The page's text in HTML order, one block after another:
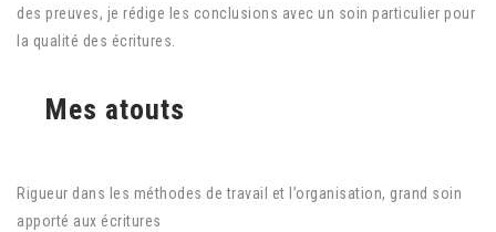
des preuves, je rédige les conclusions avec un soin particulier pour
la qualité des écritures.
Mes atouts
Rigueur dans les méthodes de travail et l’organisation, grand soin
apporté aux écritures